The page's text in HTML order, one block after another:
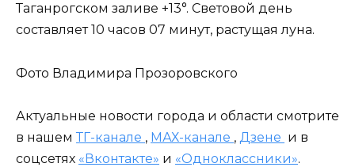
Таганрогском заливе +13°. Световой день
составляет 10 часов 07 минут, растущая луна.
Фото Владимира Прозоровского
Актуальные новости города и области смотрите
в нашем ТГ-канале , МАХ-канале , Дзене и в
соцсетях «Вконтакте» и «Одноклассники».